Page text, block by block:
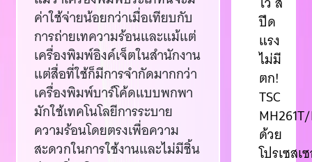
ค่าใช้จ่ายน้อยกว่าเมื่อเทียบกับ
การถ่ายเทความร้อนและแม้แต่
เครื่องพิมพ์อิงค์เจ็ตในสำนักงาน
แต่สื่อที่ใช้ก็มีการจำกัดมากกว่า
เครื่องพิมพ์บาร์โค้ดแบบพกพา
มักใช้เทคโนโลยีการระบาย
ความร้อนโดยตรงเพื่อความ
สะดวกในการใช้งานและไม่มีชิ้น
ปีด
แรง
ไม่มี
ตก!
TSC
ด้วย
โปรเซสเ